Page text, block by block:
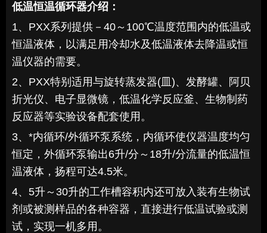
低温恒温循环器介绍：
1、PXX系列提供－40～100℃温度范围内的低温或
恒温液体，以满足用冷却水及低温液体去降温或恒
温仪器的需要。
2、PXX特别适用与旋转蒸发器(皿)、发酵罐、阿贝
折光仪、电子显微镜，低温化学反应釜、生物制药
反应器等实验设备配套使用。
3、*内循环/外循环泵系统，内循环使仪器温度均匀
恒定，外循环泵输出6升/分～18升/分流量的低温恒
温液体，扬程可达4.5米。
4、5升～30升的工作槽容积内还可放入装有生物试
剂或被测样品的各种容器，直接进行低温试验或测
试，实现一机多用。